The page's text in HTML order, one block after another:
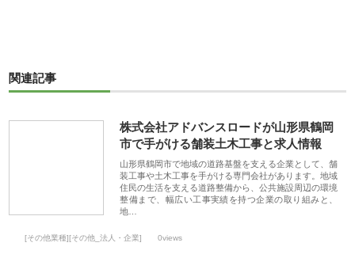
関連記事
株式会社アドバンスロードが山形県鶴岡
市で手がける舗装土木工事と求人情報
山形県鶴岡市で地域の道路基盤を支える企業として、舗
装工事や土木工事を手がける専門会社があります。地域
住民の生活を支える道路整備から、公共施設周辺の環境
整備まで、幅広い工事実績を持つ企業の取り組みと、
地…
[その他業種][その他_法人・企業] 0views